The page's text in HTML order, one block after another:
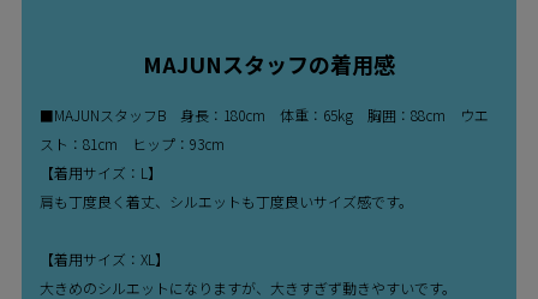
MAJUNスタッフの着用感
■MAJUNスタッフB 身長：180cm 体重：65kg 胸囲：88cm ウエ
スト：81cm ヒップ：93cm
【着用サイズ：L】
肩も丁度良く着丈、シルエットも丁度良いサイズ感です。
【着用サイズ：XL】
大きめのシルエットになりますが、大きすぎず動きやすいです。